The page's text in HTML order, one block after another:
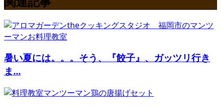
暑い夏には。。。そう、『餃子』、ガッツリ行き
ま...